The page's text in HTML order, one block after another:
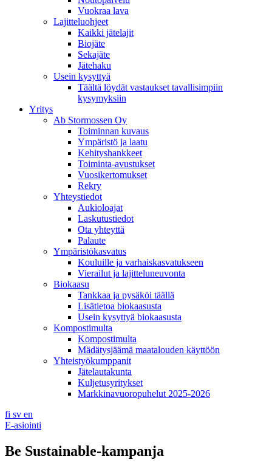
Vuokraa lava
Lajitteluohjeet
Kaikki jätelajit
Biojäte
Sekajäte
Jätehaku
Usein kysyttyä
Täältä löydät vastaukset tavallisimpiin
kysymyksiin
Yritys
Ab Stormossen Oy
Toiminnan kuvaus
Ympäristö ja laatu
Kehityshankkeet
Toiminta-avustukset
Vuosikertomukset
Rekry
Yhteystiedot
Aukioloajat
Laskutustiedot
Ota yhteyttä
Palaute
Ympäristökasvatus
Kouluille ja varhaiskasvatukseen
Vierailut ja lajitteluneuvonta
Biokaasu
Tankkaa ja pysäköi täällä
Lisätietoa biokaasusta
Usein kysyttyä biokaasusta
Kompostimulta
Kompostimulta
Mädätysjäämä maatalouden käyttöön
Yhteistyökumppanit
Jätelautakunta
Kuljetusyritykset
Markkinavuoropuhelut 2025-2026
fi sv en
E-asiointi
Be Sustainable-kampanja